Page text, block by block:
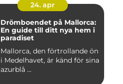
24. apr
Drömboendet på Mallorca:
En guide till ditt nya hem i
paradiset
Mallorca, den förtrollande ön
i Medelhavet, är känd för sina
azurblå ...